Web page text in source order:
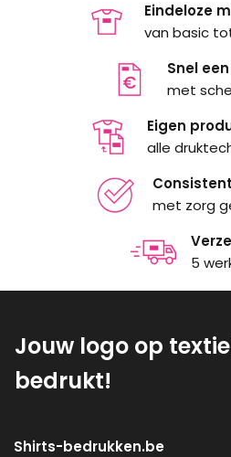
Eindeloze
van basic
Snel
met
Eigen
alle
met zorg
5
Jouw logo op
bedrukt!
Shirts-bedrukken.be